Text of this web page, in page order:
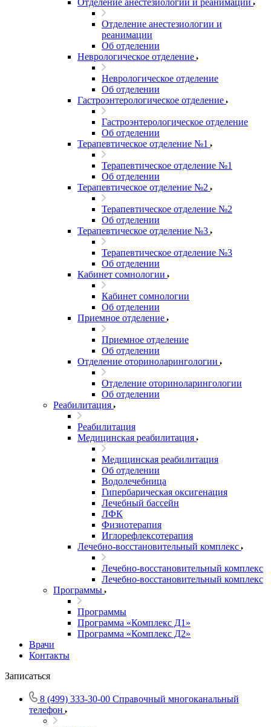
Отделение анестезиологии и реанимации
Отделение анестезиологии и
реанимации
Об отделении
Неврологическое отделение
Неврологическое отделение
Об отделении
Гастроэнтерологическое отделение
Гастроэнтерологическое отделение
Об отделении
Терапевтическое отделение №1
Терапевтическое отделение №1
Об отделении
Терапевтическое отделение №2
Терапевтическое отделение №2
Об отделении
Терапевтическое отделение №3
Терапевтическое отделение №3
Об отделении
Кабинет сомнологии
Кабинет сомнологии
Об отделении
Приемное отделение
Приемное отделение
Об отделении
Отделение оториноларингологии
Отделение оториноларингологии
Об отделении
Реабилитация
Реабилитация
Медицинская реабилитация
Медицинская реабилитация
Об отделении
Водолечебница
Гипербарическая оксигенация
Лечебный бассейн
ЛФК
Физиотерапия
Иглорефлексотерапия
Лечебно-восстановительный комплекс
Лечебно-восстановительный комплекс
Лечебно-восстановительный комплекс
Программы
Программы
Программа «Комплекс Д1»
Программа «Комплекс Д2»
Врачи
Контакты
Записаться
8 (499) 333-30-00 Справочный многоканальный
телефон